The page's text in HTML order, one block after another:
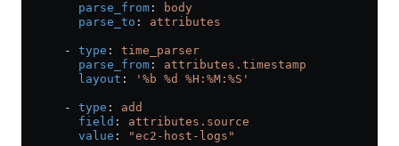
        parse_from
:
body
        parse_to
: attributes
      -
type : time_parser
        parse_from
: attributes.timestamp
        layout
: '%b %d %H:%M:%S'
      -
type : add
        field
: attributes.source
        value
: "ec2-host-logs"